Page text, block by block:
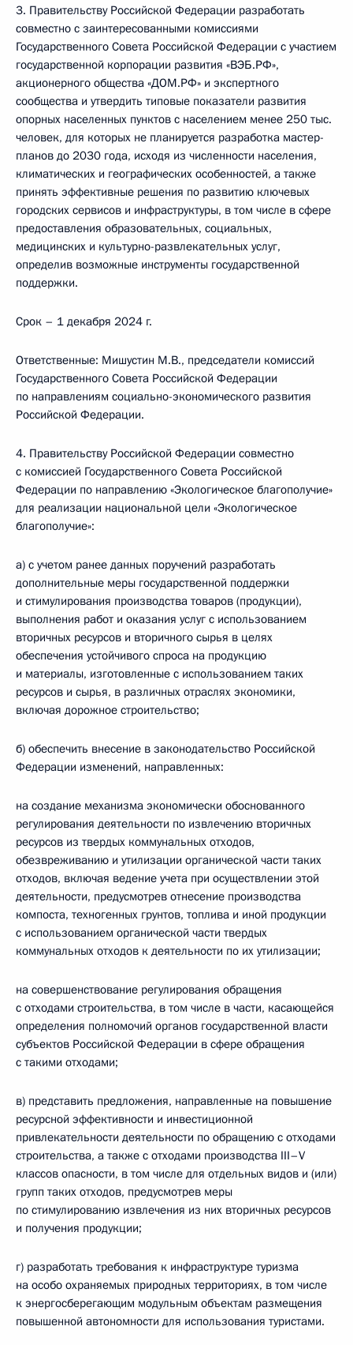
3. Правительству Российской Федерации разработать
совместно с заинтересованными комиссиями
Государственного Совета Российской Федерации с участием
государственной корпорации развития «ВЭБ.РФ»,
акционерного общества «ДОМ.РФ» и экспертного
сообщества и утвердить типовые показатели развития
опорных населенных пунктов с населением менее 250 тыс.
человек, для которых не планируется разработка мастер-
планов до 2030 года, исходя из численности населения,
климатических и географических особенностей, а также
принять эффективные решения по развитию ключевых
городских сервисов и инфраструктуры, в том числе в сфере
предоставления образовательных, социальных,
медицинских и культурно-развлекательных услуг,
определив возможные инструменты государственной
поддержки.
Срок – 1 декабря 2024 г.
Ответственные: Мишустин М.В., председатели комиссий
Государственного Совета Российской Федерации
по направлениям социально-экономического развития
Российской Федерации.
4. Правительству Российской Федерации совместно
с комиссией Государственного Совета Российской
Федерации по направлению «Экологическое благополучие»
для реализации национальной цели «Экологическое
благополучие»:
а) с учетом ранее данных поручений разработать
дополнительные меры государственной поддержки
и стимулирования производства товаров (продукции),
выполнения работ и оказания услуг с использованием
вторичных ресурсов и вторичного сырья в целях
обеспечения устойчивого спроса на продукцию
и материалы, изготовленные с использованием таких
ресурсов и сырья, в различных отраслях экономики,
включая дорожное строительство;
б) обеспечить внесение в законодательство Российской
Федерации изменений, направленных:
на создание механизма экономически обоснованного
регулирования деятельности по извлечению вторичных
ресурсов из твердых коммунальных отходов,
обезвреживанию и утилизации органической части таких
отходов, включая ведение учета при осуществлении этой
деятельности, предусмотрев отнесение производства
компоста, техногенных грунтов, топлива и иной продукции
с использованием органической части твердых
коммунальных отходов к деятельности по их утилизации;
на совершенствование регулирования обращения
с отходами строительства, в том числе в части, касающейся
определения полномочий органов государственной власти
субъектов Российской Федерации в сфере обращения
с такими отходами;
в) представить предложения, направленные на повышение
ресурсной эффективности и инвестиционной
привлекательности деятельности по обращению с отходами
строительства, а также с отходами производства III–V
классов опасности, в том числе для отдельных видов и (или)
групп таких отходов, предусмотрев меры
по стимулированию извлечения из них вторичных ресурсов
и получения продукции;
г) разработать требования к инфраструктуре туризма
на особо охраняемых природных территориях, в том числе
к энергосберегающим модульным объектам размещения
повышенной автономности для использования туристами.